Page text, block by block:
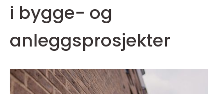
i bygge- og
anleggsprosjekter